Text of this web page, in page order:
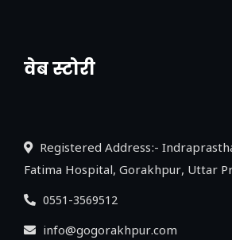
वेब स्टोरी
नया एक्सप्रेसवे: पूर्वांचल का लक,
Registered Address:-
Fatima Hospital, Gorakhpur, Uttar
0551-3569512
info@gogorakhpur.com